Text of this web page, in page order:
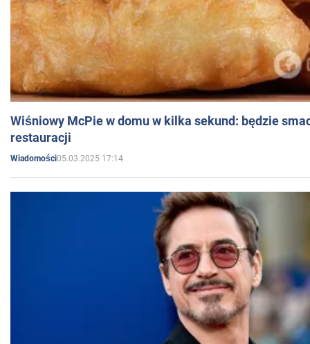
Wiśniowy McPie w domu w kilka sekund: będzie
restauracji
Wiadomości05.03.2025 17:14